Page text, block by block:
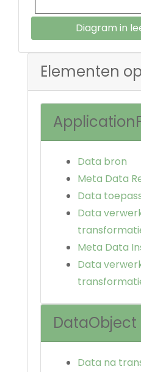
Diagram in
Elementen
Data bron
Meta Data
Data
Data
Meta Data
Data
DataObject
Data na